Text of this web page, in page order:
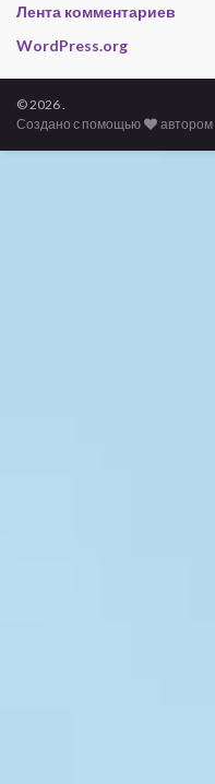
Лента комментариев
WordPress.org
© 2026 .
Создано с помощью
автором